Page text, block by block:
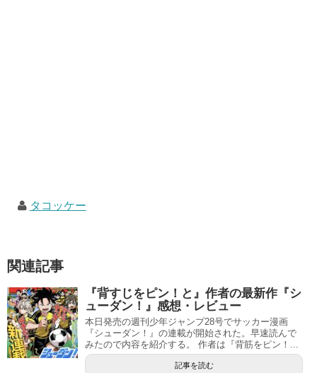
タコッケー
関連記事
『背すじをピン！と』作者の最新作『シ
ューダン！』感想・レビュー
本日発売の週刊少年ジャンプ28号でサッカー漫画
『シューダン！』の連載が開始された。早速読んで
みたので内容を紹介する。 作者は『背筋をピン！...
記事を読む